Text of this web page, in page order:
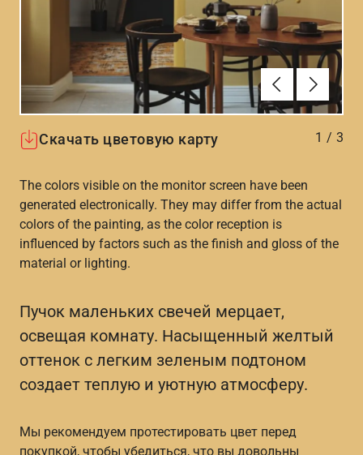
АлдыңғыВперёд
Скачать цветовую карту 1 / 3
The colors visible on the monitor screen have been
generated electronically. They may differ from the actual
colors of the painting, as the color reception is
influenced by factors such as the finish and gloss of the
material or lighting.
Пучок маленьких свечей мерцает,
освещая комнату. Насыщенный желтый
оттенок с легким зеленым подтоном
создает теплую и уютную атмосферу.
Мы рекомендуем протестировать цвет перед
покупкой, чтобы убедиться, что вы довольны